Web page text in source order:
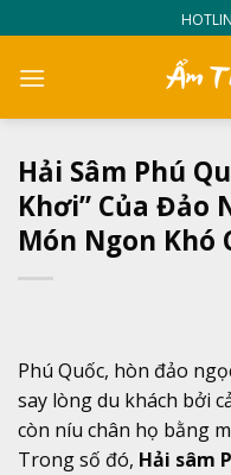
to
content
Hải Sâm Phú
Khơi” Của Đảo
Món Ngon Khó
Phú Quốc, hòn đảo
say lòng du khách bởi
còn níu chân họ bằng
Trong số đó, Hải sâm